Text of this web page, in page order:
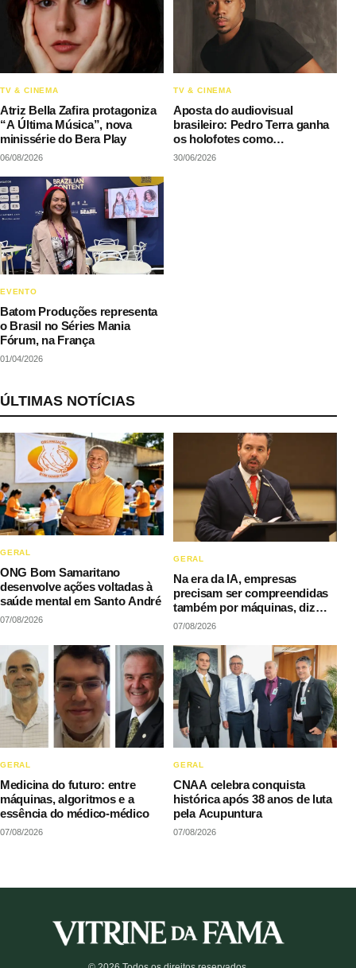
TV & CINEMA
Atriz Bella Zafira protagoniza
“A Última Música”, nova
minissérie do Bera Play
06/08/2026
TV & CINEMA
Aposta do audiovisual
brasileiro: Pedro Terra ganha
os holofotes como
protagonista de “Ainda que
30/06/2026
EVENTO
Batom Produções representa
o Brasil no Séries Mania
Fórum, na França
01/04/2026
ÚLTIMAS NOTÍCIAS
GERAL
ONG Bom Samaritano
desenvolve ações voltadas à
saúde mental em Santo André
07/08/2026
GERAL
Na era da IA, empresas
precisam ser compreendidas
também por máquinas, diz
LAQI
07/08/2026
GERAL
Medicina do futuro: entre
máquinas, algoritmos e a
essência do médico-médico
07/08/2026
GERAL
CNAA celebra conquista
histórica após 38 anos de luta
pela Acupuntura
07/08/2026